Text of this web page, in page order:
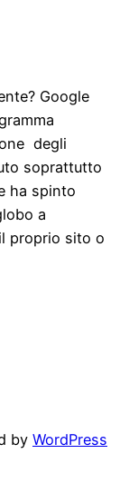
Google
degli
soprattutto
ha spinto
a
proprio sito o
by WordPress